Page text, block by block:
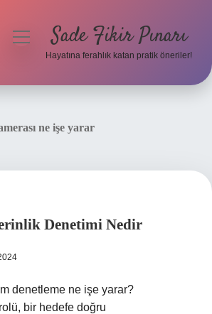
menüyüSade Fikir Pınarı
Hayatına ferahlık katan pratik öneriler!
ne işe yarar
Denetimi Nedir
denetleme ne işe yarar?
bir hedefe doğru